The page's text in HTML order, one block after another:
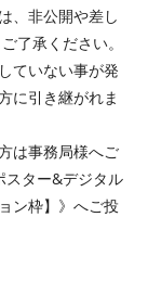
、非公開や差し
了承ください。
ていない事が発
に引き継がれま
は事務局様へご
スター&デジタル
ン枠】》へご投